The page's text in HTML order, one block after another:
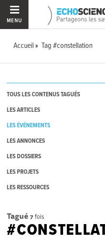
MENU
Accueil Tag #constellation
TOUS LES CONTENUS TAGUÉS
LES ARTICLES
LES ÉVÉNEMENTS
LES ANNONCES
LES DOSSIERS
LES PROJETS
LES RESSOURCES
Tagué 7fois